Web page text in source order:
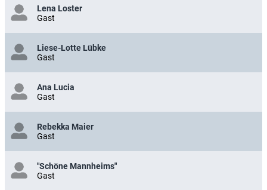
Lena Loster
Gast
Liese-Lotte Lübke
Gast
Ana Lucia
Gast
Rebekka Maier
Gast
"Schöne Mannheims"
Gast